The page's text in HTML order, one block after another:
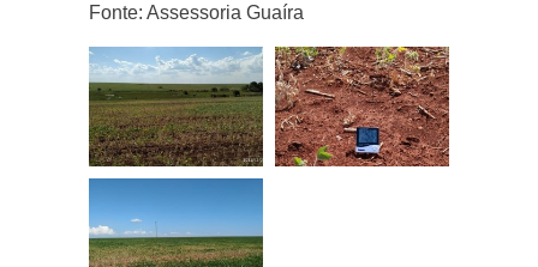
Fonte: Assessoria Guaíra